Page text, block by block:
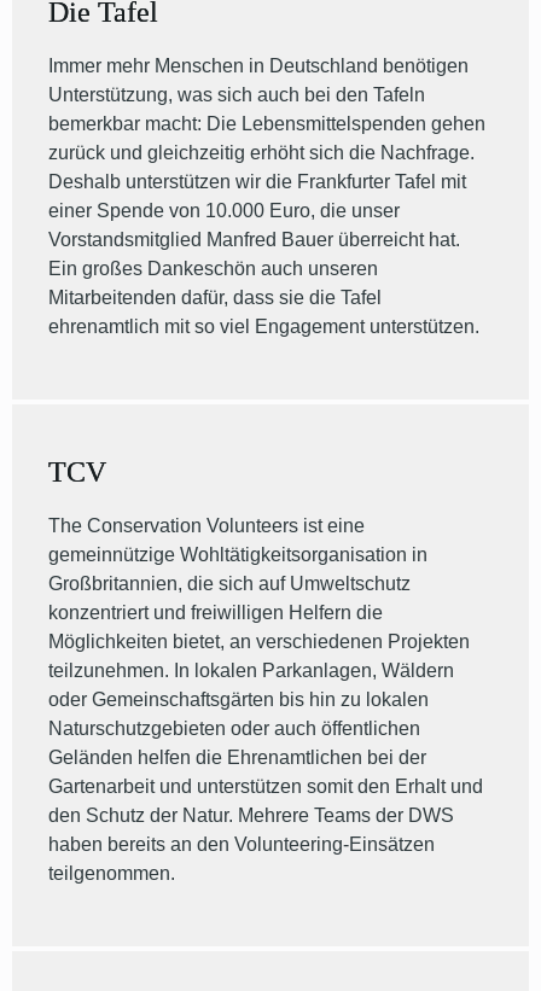
Die Tafel
Immer mehr Menschen in Deutschland benötigen
Unterstützung, was sich auch bei den Tafeln
bemerkbar macht: Die Lebensmittelspenden gehen
zurück und gleichzeitig erhöht sich die Nachfrage.
Deshalb unterstützen wir die Frankfurter Tafel mit
einer Spende von 10.000 Euro, die unser
Vorstandsmitglied Manfred Bauer überreicht hat.
Ein großes Dankeschön auch unseren
Mitarbeitenden dafür, dass sie die Tafel
ehrenamtlich mit so viel Engagement unterstützen.
TCV
The Conservation Volunteers ist eine
gemeinnützige Wohltätigkeitsorganisation in
Großbritannien, die sich auf Umweltschutz
konzentriert und freiwilligen Helfern die
Möglichkeiten bietet, an verschiedenen Projekten
teilzunehmen. In lokalen Parkanlagen, Wäldern
oder Gemeinschaftsgärten bis hin zu lokalen
Naturschutzgebieten oder auch öffentlichen
Geländen helfen die Ehrenamtlichen bei der
Gartenarbeit und unterstützen somit den Erhalt und
den Schutz der Natur. Mehrere Teams der DWS
haben bereits an den Volunteering-Einsätzen
teilgenommen.